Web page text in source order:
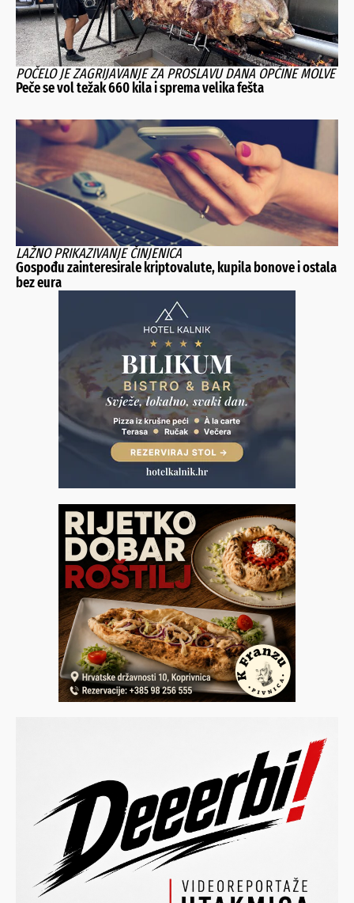
POČELO JE ZAGRIJAVANJE ZA PROSLAVU DANA OPĆINE MOLVE
Peče se vol težak 660 kila i sprema velika fešta
LAŽNO PRIKAZIVANJE ČINJENICA
Gospođu zainteresirale kriptovalute, kupila bonove i ostala
bez eura